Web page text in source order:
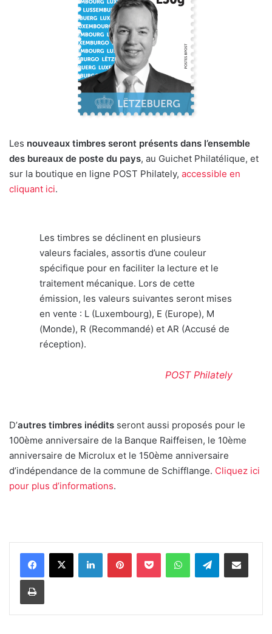
Les nouveaux timbres seront présents dans l’ensemble
des bureaux de poste du pays, au Guichet Philatélique, et
sur la boutique en ligne POST Philately, accessible en
cliquant ici.
Les timbres se déclinent en plusieurs
valeurs faciales, assortis d’une couleur
spécifique pour en faciliter la lecture et le
traitement mécanique. Lors de cette
émission, les valeurs suivantes seront mises
en vente : L (Luxembourg), E (Europe), M
(Monde), R (Recommandé) et AR (Accusé de
réception).
POST Philately
D’autres timbres inédits seront aussi proposés pour le
100ème anniversaire de la Banque Raiffeisen, le 10ème
anniversaire de Microlux et le 150ème anniversaire
d’indépendance de la commune de Schifflange. Cliquez ici
pour plus d’informations.
LinkedinPinterestPocket WhatsAppTelegramPartager par e-mail
Imprimer